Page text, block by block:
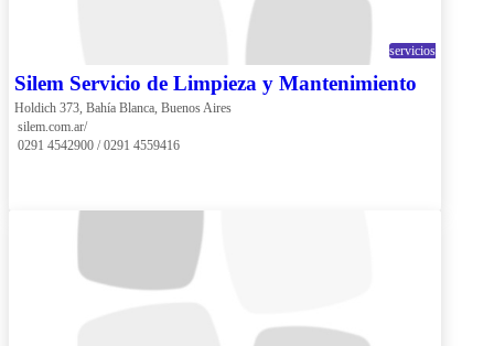
servicios
Silem Servicio de Limpieza y Mantenimiento
Holdich 373, Bahía Blanca, Buenos Aires
silem.com.ar/
0291 4542900 / 0291 4559416